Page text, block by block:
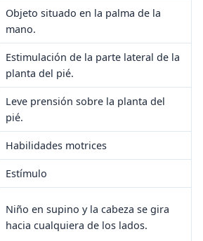
Objeto situado en la palma de la
mano.
Estimulación de la parte lateral de la
planta del pié.
Leve prensión sobre la planta del
pié.
Habilidades motrices
Estímulo
Niño en supino y la cabeza se gira
hacia cualquiera de los lados.